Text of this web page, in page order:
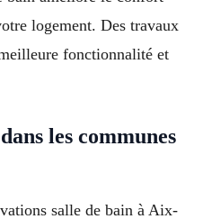
logement. Des travaux
fonctionnalité et
les communes
salle de bain à Aix-